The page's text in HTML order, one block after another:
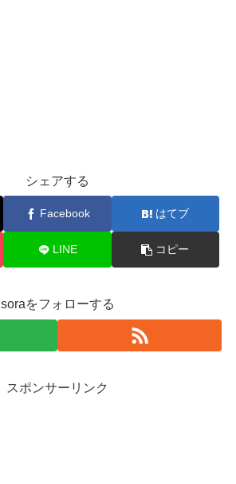
シェアする
Facebook はてブ
LINE コピー
soraをフォローする
スポンサーリンク